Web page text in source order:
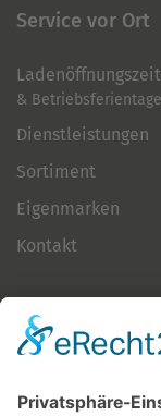
Service vor Ort
& Betriebsferientage
Dienstleistungen
Sortiment
Eigenmarken
Kontakt
Folge mir